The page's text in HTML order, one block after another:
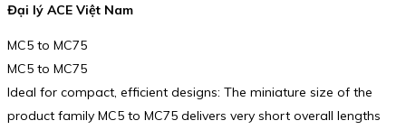
Đại lý ACE Việt Nam
MC5 to MC75
MC5 to MC75
Ideal for compact, efficient designs: The miniature size of the
product family MC5 to MC75 delivers very short overall lengths